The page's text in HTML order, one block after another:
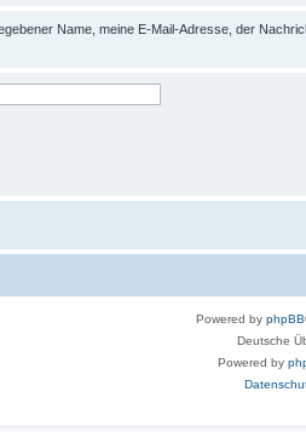
Name, meine E-Mail-Adresse, der
Powered by phpBB
Deutsche
Powered by